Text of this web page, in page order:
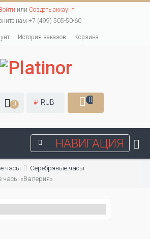
или Создать аккаунт
нам +7 (499) 505-50-60
История заказов Корзина
0 ₽ RUB 0
НАВИГАЦИЯ
часы
Серебряные часы
часы «Валерия»